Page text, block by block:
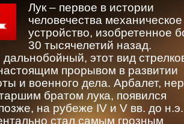
Лук – первое в истории
человечества механическое
устройство, изобретенное
30 тысячелетий назад.
этот вид
прорывом в развитии
и военного дела. Арбалет,
братом лука, появился
на рубеже IV и V вв. до
стал самым грозным